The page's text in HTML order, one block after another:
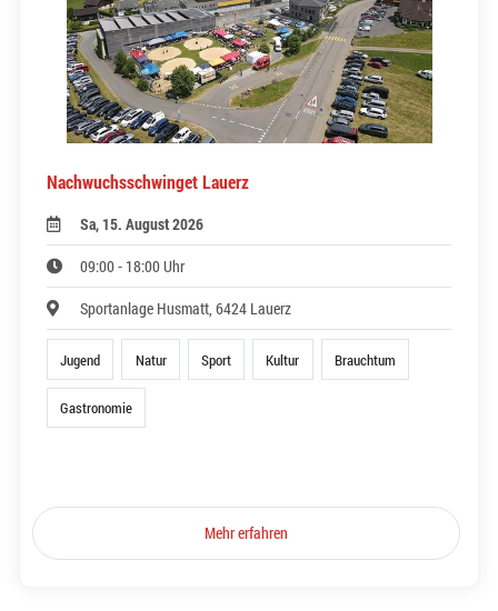
Nachwuchsschwinget Lauerz
Sa, 15. August 2026
09:00 - 18:00 Uhr
Sportanlage Husmatt, 6424 Lauerz
Jugend Natur Sport Kultur Brauchtum
Gastronomie
Mehr erfahren